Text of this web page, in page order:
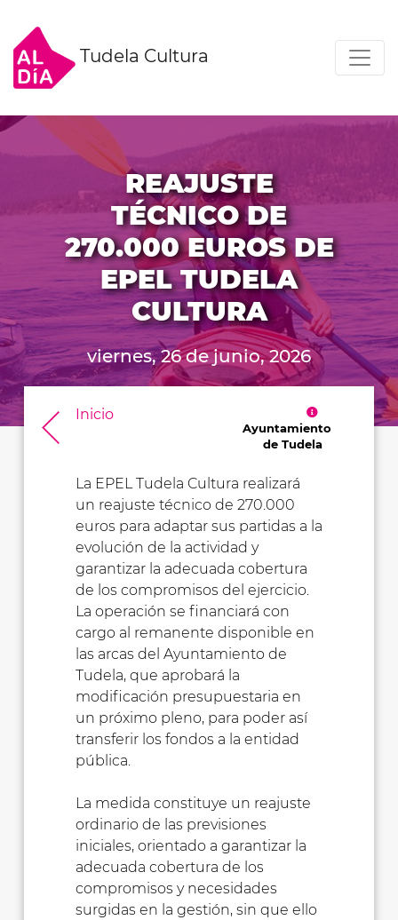
Tudela Cultura
REAJUSTE
TÉCNICO DE
270.000 EUROS DE
EPEL TUDELA
CULTURA
viernes, 26 de junio, 2026
Inicio
Ayuntamiento
de Tudela
La EPEL Tudela Cultura realizará
un reajuste técnico de 270.000
euros para adaptar sus partidas a la
evolución de la actividad y
garantizar la adecuada cobertura
de los compromisos del ejercicio.
La operación se financiará con
cargo al remanente disponible en
las arcas del Ayuntamiento de
Tudela, que aprobará la
modificación presupuestaria en
un próximo pleno, para poder así
transferir los fondos a la entidad
pública.
La medida constituye un reajuste
ordinario de las previsiones
iniciales, orientado a garantizar la
adecuada cobertura de los
compromisos y necesidades
surgidas en la gestión, sin que ello